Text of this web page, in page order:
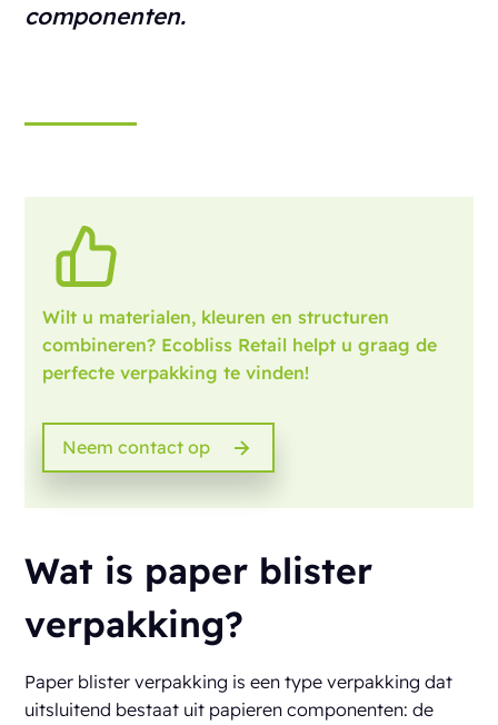
componenten.
Wilt u materialen, kleuren en structuren
combineren? Ecobliss Retail helpt u graag de
perfecte verpakking te vinden!
Neem contact op
Wat is paper blister
verpakking?
Paper blister verpakking is een type verpakking dat
uitsluitend bestaat uit papieren componenten: de